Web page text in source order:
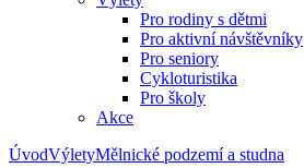
Pro rodiny s dětmi
Pro aktivní návštěvníky
Pro seniory
Cykloturistika
Pro školy
Akce
ÚvodVýletyMělnické podzemí a studna